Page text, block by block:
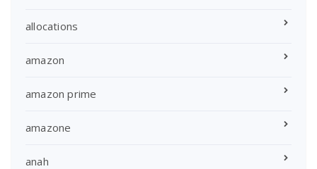
allocations
amazon
amazon prime
amazone
anah